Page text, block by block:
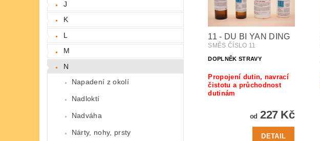
J
K
L
M
N
Napadení z okolí
Nadloktí
Nadváha
Nárty, nohy, prsty
11 - DU BI YAN DING
SMĚS ČÍSLO 11
DOPLNĚK STRAVY
Propojení dutin, navrací
čistotu a průchodnost
dutinám
od 227 Kč
DETAIL